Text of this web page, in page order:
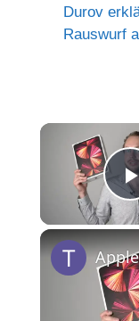
Durov
Rauswurf